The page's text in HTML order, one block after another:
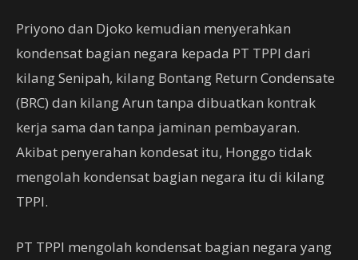
Priyono dan Djoko kemudian menyerahkan
kondensat bagian negara kepada PT TPPI dari
kilang Senipah, kilang Bontang Return Condensate
(BRC) dan kilang Arun tanpa dibuatkan kontrak
kerja sama dan tanpa jaminan pembayaran.
Akibat penyerahan kondesat itu, Honggo tidak
mengolah kondensat bagian negara itu di kilang
TPPI.
PT TPPI mengolah kondensat bagian negara yang